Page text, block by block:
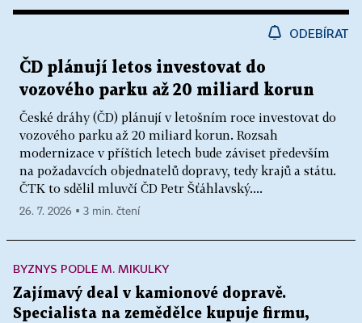
ODEBÍRAT
ČD plánují letos investovat do
vozového parku až 20 miliard korun
České dráhy (ČD) plánují v letošním roce investovat do
vozového parku až 20 miliard korun. Rozsah
modernizace v příštích letech bude záviset především
na požadavcích objednatelů dopravy, tedy krajů a státu.
ČTK to sdělil mluvčí ČD Petr Šťáhlavský....
26. 7. 2026 ▪ 3 min. čtení
BYZNYS PODLE M. MIKULKY
Zajímavý deal v kamionové dopravě.
Specialista na zemědělce kupuje firmu,